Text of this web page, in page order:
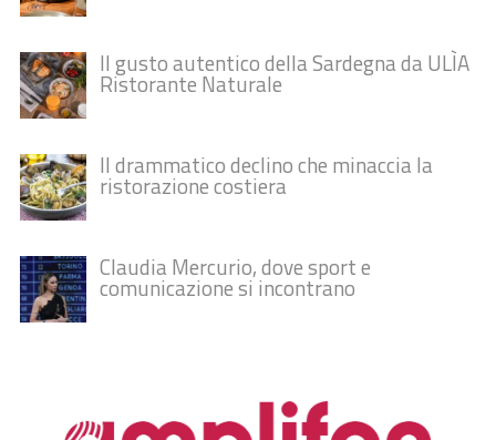
Il gusto autentico della Sardegna da ULÌA
Ristorante Naturale
Il drammatico declino che minaccia la
ristorazione costiera
Claudia Mercurio, dove sport e
comunicazione si incontrano